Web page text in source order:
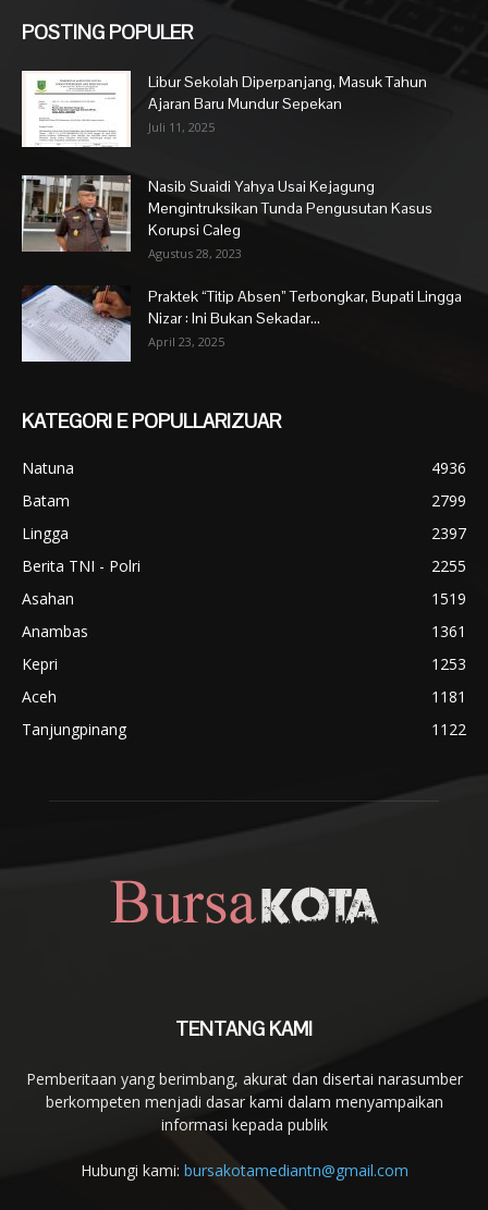
POSTING POPULER
Libur Sekolah Diperpanjang, Masuk Tahun
Ajaran Baru Mundur Sepekan
Juli 11, 2025
Nasib Suaidi Yahya Usai Kejagung
Mengintruksikan Tunda Pengusutan Kasus
Korupsi Caleg
Agustus 28, 2023
Praktek “Titip Absen” Terbongkar, Bupati Lingga
Nizar : Ini Bukan Sekadar...
April 23, 2025
KATEGORI E POPULLARIZUAR
Natuna
4936
Batam
2799
Lingga
2397
Berita TNI - Polri
2255
Asahan
1519
Anambas
1361
Kepri
1253
Aceh
1181
Tanjungpinang
1122
TENTANG KAMI
Pemberitaan yang berimbang, akurat dan disertai narasumber
berkompeten menjadi dasar kami dalam menyampaikan
informasi kepada publik
Hubungi kami: bursakotamediantn@gmail.com